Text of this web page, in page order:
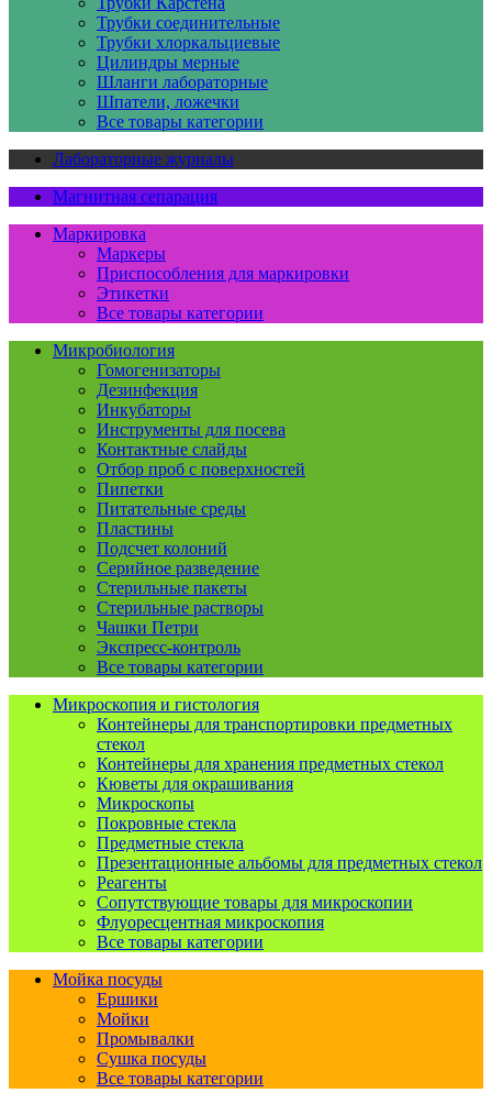
Трубки соединительные
Трубки хлоркальциевые
Цилиндры мерные
Шланги лабораторные
Шпатели, ложечки
Все товары категории
Лабораторные журналы
Магнитная сепарация
Маркировка
Маркеры
Приспособления для маркировки
Этикетки
Все товары категории
Микробиология
Гомогенизаторы
Дезинфекция
Инкубаторы
Инструменты для посева
Контактные слайды
Отбор проб с поверхностей
Пипетки
Питательные среды
Пластины
Подсчет колоний
Серийное разведение
Стерильные пакеты
Стерильные растворы
Чашки Петри
Экспресс-контроль
Все товары категории
Микроскопия и гистология
Контейнеры для транспортировки предметных
стекол
Контейнеры для хранения предметных стекол
Кюветы для окрашивания
Микроскопы
Покровные стекла
Предметные стекла
Презентационные альбомы для предметных стекол
Реагенты
Сопутствующие товары для микроскопии
Флуоресцентная микроскопия
Все товары категории
Мойка посуды
Ершики
Мойки
Промывалки
Сушка посуды
Все товары категории